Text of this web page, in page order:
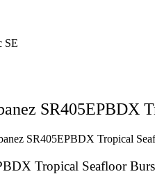
SE
SR405EPBDX
SR405EPBDX Tropical
Tropical Seafloor